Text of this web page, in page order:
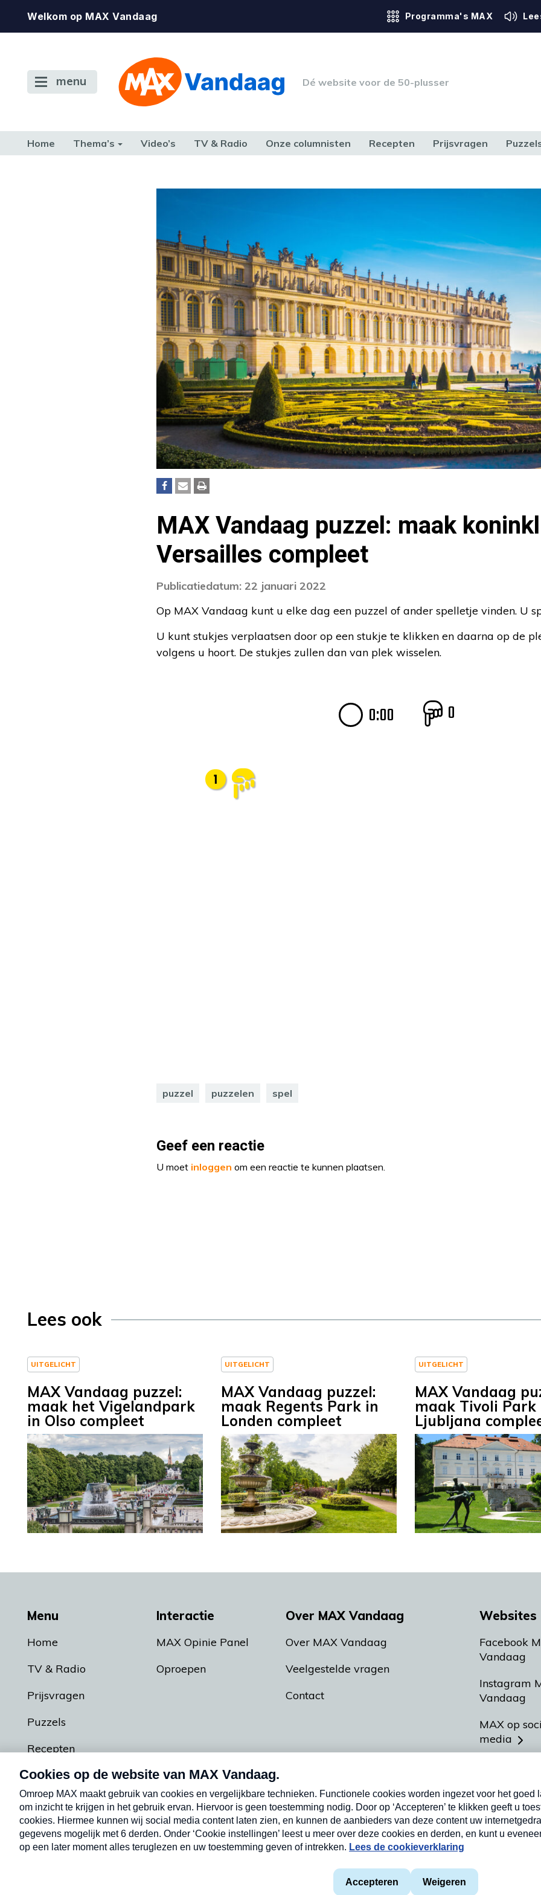
Welkom op MAX Vandaag Programma's MAX
menu Dé website voor de 50-plusser
Home Thema’s Video’s TV & Radio Onze columnisten Recepten Prijsvragen
MAX Vandaag puzzel: maak
Versailles compleet
Publicatiedatum: 22 januari 2022
Op MAX Vandaag kunt u elke dag een puzzel of ander spelletje vinden. U
U kunt stukjes verplaatsen door op een stukje te klikken en daarna op de
volgens u hoort. De stukjes zullen dan van plek wisselen.
puzzel puzzelen spel
Geef een reactie
U moet inloggen om een reactie te kunnen plaatsen.
Lees ook
UITGELICHT
MAX Vandaag puzzel:
maak het Vigelandpark
in Olso compleet
UITGELICHT
MAX Vandaag puzzel:
maak Regents Park in
Londen compleet
UITGELICHT
MAX Vandaag
maak Tivoli Park
Ljubljana
Menu
Home
TV & Radio
Prijsvragen
Puzzels
Recepten
Podcasts
Interactie
MAX Opinie Panel
Oproepen
Over MAX Vandaag
Over MAX Vandaag
Veelgestelde vragen
Contact
Websites
Facebook
Vandaag
Instagram
Vandaag
MAX op
media
Meldpunt
Heel
Privacyverklaring Cookieverklaring